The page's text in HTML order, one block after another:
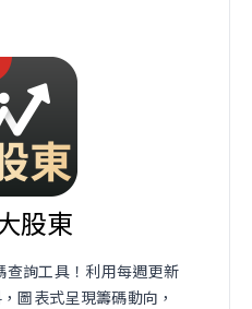
股東
詢工具！利用每週更新
圖表式呈現籌碼動向，